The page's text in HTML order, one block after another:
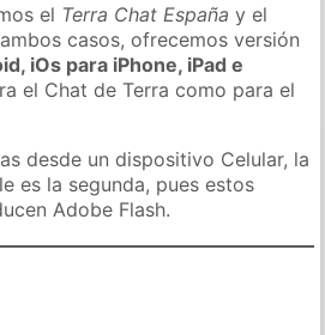
el Terra Chat España y el
casos, ofrecemos versión
iOs para iPhone, iPad e
el Chat de Terra como para el
desde un dispositivo Celular, la
es la segunda, pues estos
Adobe Flash.